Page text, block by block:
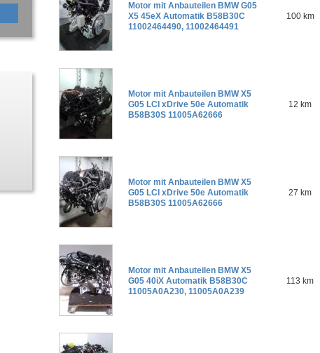
Motor mit Anbauteilen BMW G05
X5 45eX Automatik B58B30C
11002464490, 11002464491
100 km
Motor mit Anbauteilen BMW X5
G05 LCI xDrive 50e Automatik
B58B30S 11005A62666
12 km
Motor mit Anbauteilen BMW X5
G05 LCI xDrive 50e Automatik
B58B30S 11005A62666
27 km
Motor mit Anbauteilen BMW X5
G05 40iX Automatik B58B30C
11005A0A230, 11005A0A239
113 km